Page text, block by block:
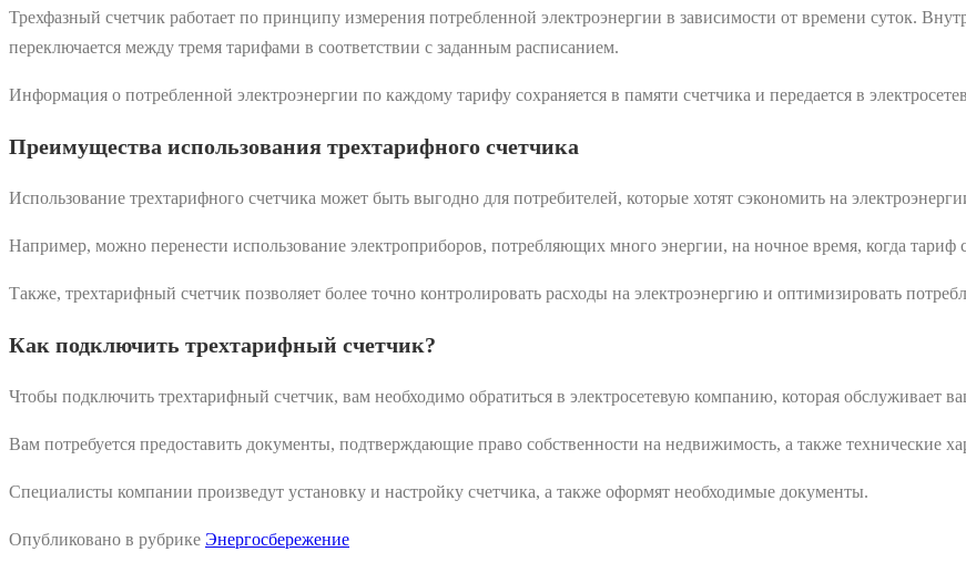
Трехфазный счетчик работает по принципу измерения потребленной электроэнергии в зависимости от времени суток.
переключается между тремя тарифами в соответствии с заданным расписанием.
Информация о потребленной электроэнергии по каждому тарифу сохраняется в памяти счетчика и передается в
Преимущества использования трехтарифного счетчика
Использование трехтарифного счетчика может быть выгодно для потребителей, которые хотят сэкономить на
Например, можно перенести использование электроприборов, потребляющих много энергии, на ночное время, когда
Также, трехтарифный счетчик позволяет более точно контролировать расходы на электроэнергию и оптимизировать
Как подключить трехтарифный счетчик?
Чтобы подключить трехтарифный счетчик, вам необходимо обратиться в электросетевую компанию, которая обслуживает
Вам потребуется предоставить документы, подтверждающие право собственности на недвижимость, а также технические
Специалисты компании произведут установку и настройку счетчика, а также оформят необходимые документы.
Опубликовано в рубрике Энергосбережение